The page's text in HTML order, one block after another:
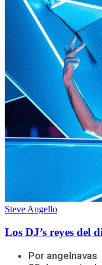
Steve Angello
Los DJ’s reyes del
Por angelnavas